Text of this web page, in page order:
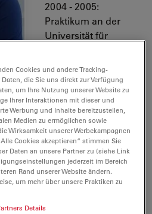
2004 - 2005:
Praktikum an der
Universität für
privaten Zahnarztpraxis
Zahnarztpraxis in
Cookies und andere Tracking-
die Sie uns direkt zur Verfügung
um Ihre Nutzung unserer Website zu
Ihrer Interaktionen mit dieser und
Werbung und Inhalte bereitzustellen,
Medien zu ermöglichen sowie
Wirksamkeit unserer Werbekampagnen
Cookies akzeptieren“ stimmen Sie
Daten an unsere Partner zu (siehe Link
jederzeit im Bereich
Rand unserer Website ändern.
um mehr über unsere Praktiken zu
Details